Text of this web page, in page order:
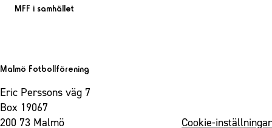
MFF i samhället
Malmö Fotbollförening
Eric Perssons väg 7
Box 19067
200 73 Malmö
Cookie-inställningar